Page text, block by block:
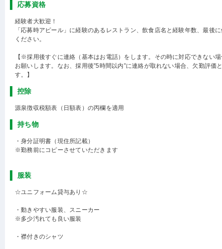
応募資格
経験者大歓迎！
「応募時アピール」に経験のあるレストラン、飲食店名と経験年数、最後
ください。
【※採用後すぐに連絡（基本はお電話）をします。その時に対応できない
お願いします。なお、採用後”5時間以内”に連絡が取れない場合、欠勤評価
す。】
控除
源泉徴収税額表（日額表）の丙欄を適用
持ち物
・身分証明書（現住所記載）
※勤務前にコピーさせていただきます
服装
☆ユニフォーム貸与あり☆
・動きやすい服装、スニーカー
※多少汚れても良い服装
・襟付きのシャツ